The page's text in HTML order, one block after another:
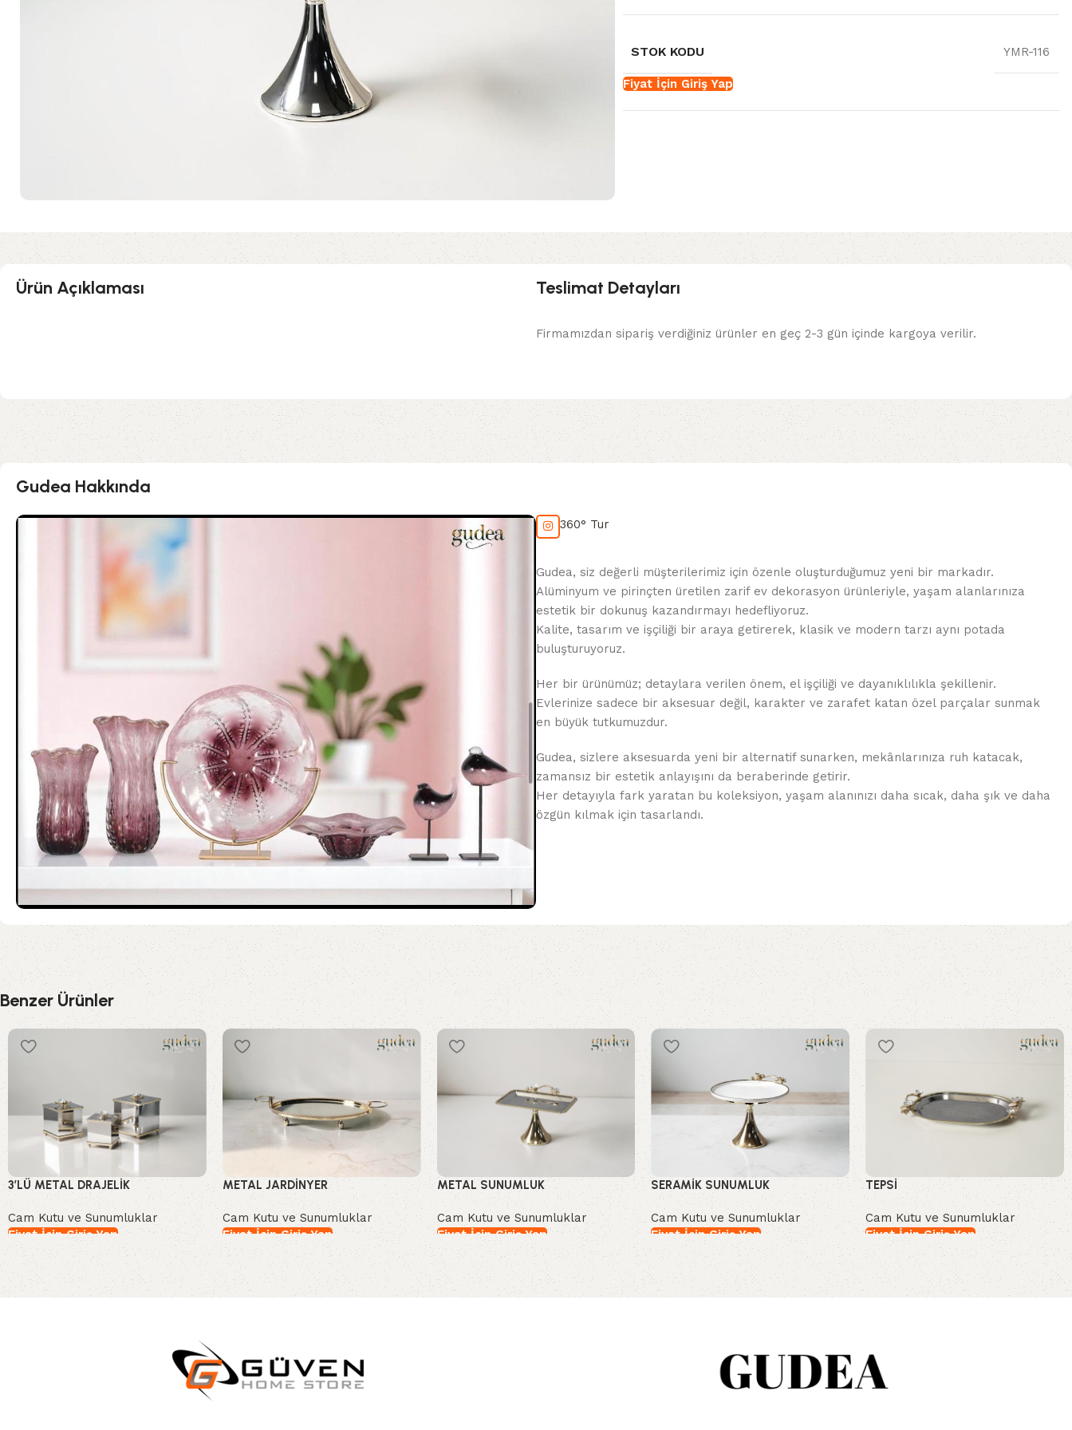
STOK KODU YMR-116
Fiyat İçin Giriş Yap
Ürün Açıklaması Teslimat Detayları
Firmamızdan sipariş verdiğiniz ürünler en geç 2-3 gün içinde kargoya verilir.
Gudea Hakkında
360° Tur
Gudea, siz değerli müşterilerimiz için özenle oluşturduğumuz yeni bir markadır.
Alüminyum ve pirinçten üretilen zarif ev dekorasyon ürünleriyle, yaşam alanlarınıza
estetik bir dokunuş kazandırmayı hedefliyoruz.
Kalite, tasarım ve işçiliği bir araya getirerek, klasik ve modern tarzı aynı potada
buluşturuyoruz.
Her bir ürünümüz; detaylara verilen önem, el işçiliği ve dayanıklılıkla şekillenir.
Evlerinize sadece bir aksesuar değil, karakter ve zarafet katan özel parçalar sunmak
en büyük tutkumuzdur.
Gudea, sizlere aksesuarda yeni bir alternatif sunarken, mekânlarınıza ruh katacak,
zamansız bir estetik anlayışını da beraberinde getirir.
Her detayıyla fark yaratan bu koleksiyon, yaşam alanınızı daha sıcak, daha şık ve daha
özgün kılmak için tasarlandı.
Benzer Ürünler
3’LÜ METAL DRAJELİK
Cam Kutu ve Sunumluklar
Fiyat İçin Giriş Yap
İncele
METAL JARDİNYER
Cam Kutu ve Sunumluklar
Fiyat İçin Giriş Yap
İncele
METAL SUNUMLUK
Cam Kutu ve Sunumluklar
Fiyat İçin Giriş Yap
İncele
SERAMİK SUNUMLUK
Cam Kutu ve Sunumluklar
Fiyat İçin Giriş Yap
İncele
TEPSİ
Cam Kutu ve Sunumluklar
Fiyat İçin Giriş Yap
İncele
Read More